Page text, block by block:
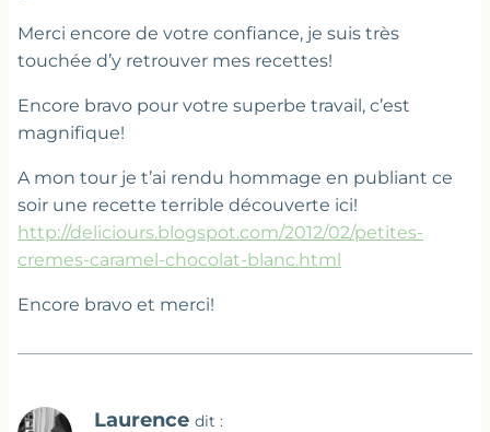
Merci encore de votre confiance, je suis très
touchée d’y retrouver mes recettes!
Encore bravo pour votre superbe travail, c’est
magnifique!
A mon tour je t’ai rendu hommage en publiant ce
soir une recette terrible découverte ici!
http://deliciours.blogspot.com/2012/02/petites-
cremes-caramel-chocolat-blanc.html
Encore bravo et merci!
Laurence dit :